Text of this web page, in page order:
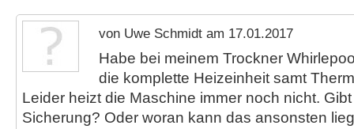
von Uwe Schmidt am 17.01.2017
Habe bei meinem Trockner
die komplette Heizeinheit samt
Leider heizt die Maschine immer noch nicht.
Sicherung? Oder woran kann das ansonsten